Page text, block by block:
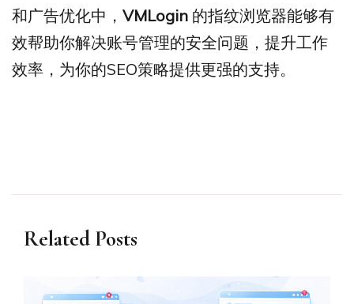
和广告优化中， VMLogin 的指纹浏览器能够有
效帮助你解决账号管理的安全问题，提升工作
效率，为你的SEO策略提供更强的支持。
Related Posts